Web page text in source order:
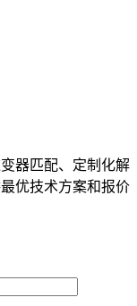
器匹配、定制化解
优技术方案和报价